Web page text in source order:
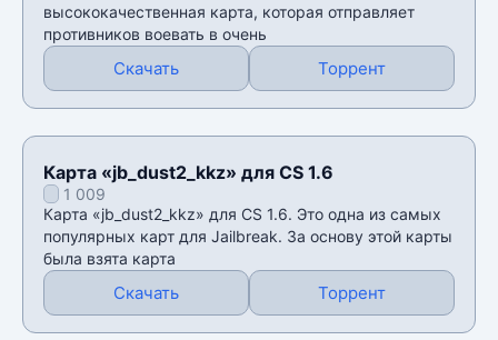
высококачественная карта, которая отправляет
противников воевать в очень
Скачать Торрент
Карта «jb_dust2_kkz» для CS 1.6
1 009
Карта «jb_dust2_kkz» для CS 1.6. Это одна из самых
популярных карт для Jailbreak. За основу этой карты
была взята карта
Скачать Торрент